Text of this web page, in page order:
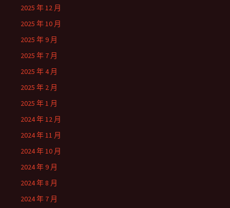
2025 年 12 月
2025 年 10 月
2025 年 9 月
2025 年 7 月
2025 年 4 月
2025 年 2 月
2025 年 1 月
2024 年 12 月
2024 年 11 月
2024 年 10 月
2024 年 9 月
2024 年 8 月
2024 年 7 月